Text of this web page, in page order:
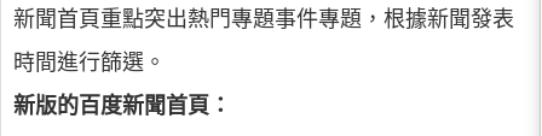
新聞首頁重點突出熱門專題事件專題，根據新聞發表
時間進行篩選。
新版的百度新聞首頁：